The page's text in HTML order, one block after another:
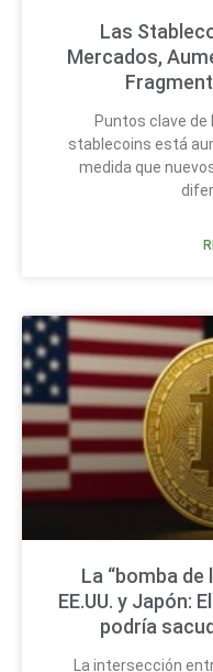
Las
Mercados,
Puntos clave de
stablecoins está
medida que
La “bomba de
EE.UU. y Japón:
podría
La intersección